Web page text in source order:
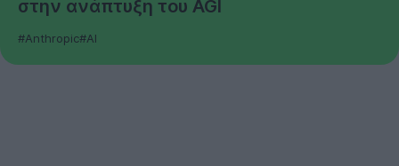
στην ανάπτυξη του AGI
#Anthropic#AI